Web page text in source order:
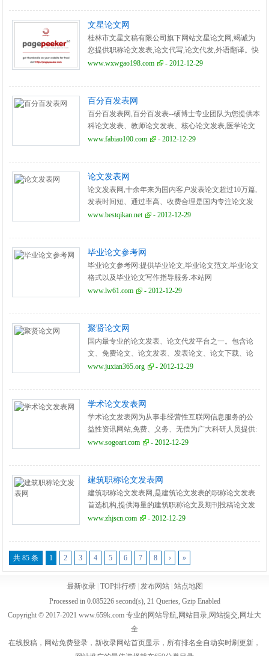
文星论文网
桂林市文星文稿有限公司旗下网站文星论文网,竭诚为
您提供职称论文发表,论文代写,论文代发,外语翻译。快
速发表刊物有省级、国家级、中文核心、南大核心。
www.wxwgao198.com - 2012-12-29
百分百发表网
百分百发表网,百分百发表--硕博士专业团队为您提供本
科论文发表、教师论文发表、核心论文发表,医学论文
发表等服务,发表论文就找最好的论文网-百分百发表网!
www.fabiao100.com - 2012-12-29
论文发表网
论文发表网,十余年来为国内客户发表论文超过10万篇,
发表时间短、通过率高、收费合理是国内专注论文发
表服务机构。
www.bestqikan.net - 2012-12-29
毕业论文参考网
毕业论文参考网:提供毕业论文,毕业论文范文,毕业论文
格式以及毕业论文写作指导服务.本站网
址:www.Lw61.com。
www.lw61.com - 2012-12-29
聚贤论文网
国内最专业的论文发表、论文代发平台之一。包含论
文、免费论文、论文发表、发表论文、论文下载、论
文代发、职称论文、医学论文、教育论文、经济论
www.juxian365.org - 2012-12-29
学术论文发表网
学术论文发表网为从事非经营性互联网信息服务的公
益性资讯网站,免费、义务、无偿为广大科研人员提供:
论文发表资讯、各类合法期刊投稿地址、论文写作资
www.sogoart.com - 2012-12-29
建筑职称论文发表网
建筑职称论文发表网,是建筑论文发表的职称论文发表
首选机构,提供海量的建筑职称论文及期刊投稿论文发
表,其建筑论文发表包括:建筑设计论文发表、施工技术
www.zhjscn.com - 2012-12-29
共 85 条 1 2 3 4 5 6 7 8 › »
最新收录| TOP排行榜| 发布网站| 站点地图
Processed in 0.085226 second(s), 21 Queries, Gzip Enabled
Copyright © 2017-2021 www.659k.com 专业的网站导航,网站目录,网站提交,网址大
全
在线投稿，网站免费登录，新收录网站首页显示，所有排名全自动实时刷更新，